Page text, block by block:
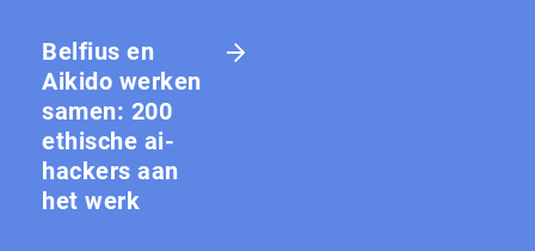
Belfius en
Aikido werken
samen: 200
ethische ai-
hackers aan
het werk